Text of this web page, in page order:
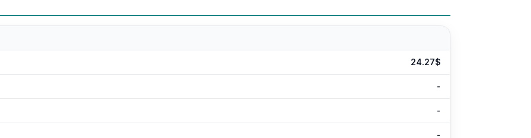
24.27$
-
-
-